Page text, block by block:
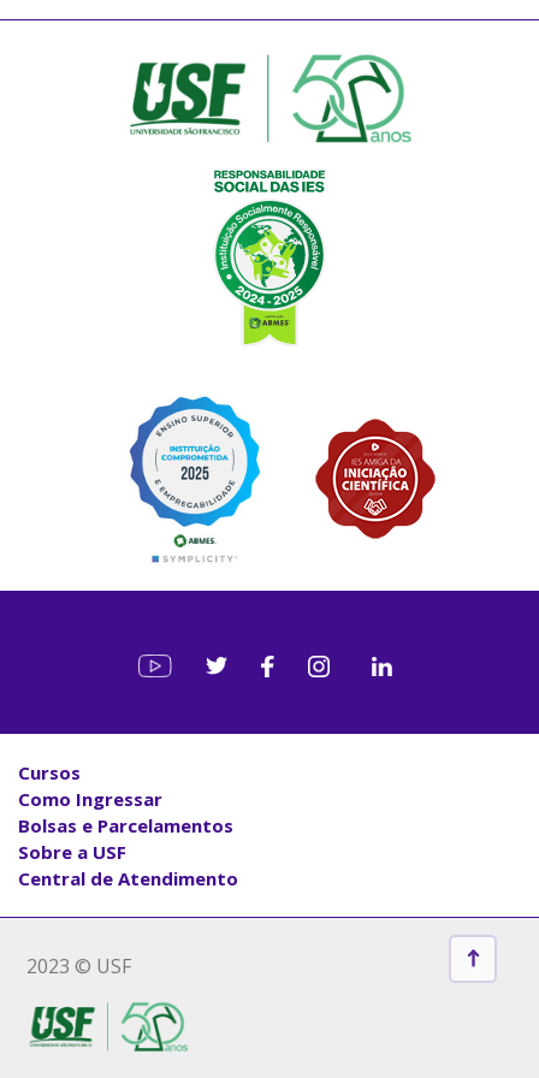
Cursos
Como Ingressar
Bolsas e Parcelamentos
Sobre a USF
Central de Atendimento
2023 © USF